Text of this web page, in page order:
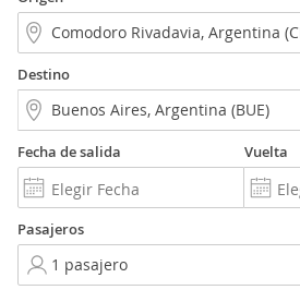
Destino
Fecha de salida Vuelta
Pasajeros